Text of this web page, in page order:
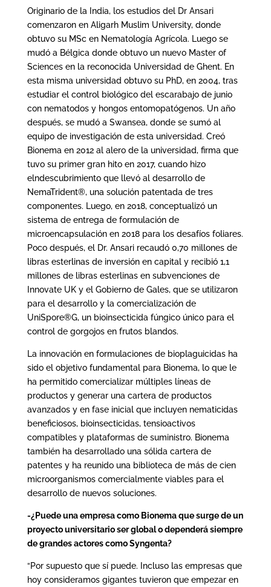
Originario de la India, los estudios del Dr Ansari
comenzaron en Aligarh Muslim University, donde
obtuvo su MSc en Nematología Agrícola. Luego se
mudó a Bélgica donde obtuvo un nuevo Master of
Sciences en la reconocida Universidad de Ghent. En
esta misma universidad obtuvo su PhD, en 2004, tras
estudiar el control biológico del escarabajo de junio
con nematodos y hongos entomopatógenos. Un año
después, se mudó a Swansea, donde se sumó al
equipo de investigación de esta universidad. Creó
Bionema en 2012 al alero de la universidad, firma que
tuvo su primer gran hito en 2017, cuando hizo
elndescubrimiento que llevó al desarrollo de
NemaTrident®, una solución patentada de tres
componentes. Luego, en 2018, conceptualizó un
sistema de entrega de formulación de
microencapsulación en 2018 para los desafíos foliares.
Poco después, el Dr. Ansari recaudó 0,70 millones de
libras esterlinas de inversión en capital y recibió 1,1
millones de libras esterlinas en subvenciones de
Innovate UK y el Gobierno de Gales, que se utilizaron
para el desarrollo y la comercialización de
UniSpore®G, un bioinsecticida fúngico único para el
control de gorgojos en frutos blandos.
La innovación en formulaciones de bioplaguicidas ha
sido el objetivo fundamental para Bionema, lo que le
ha permitido comercializar múltiples líneas de
productos y generar una cartera de productos
avanzados y en fase inicial que incluyen nematicidas
beneficiosos, bioinsecticidas, tensioactivos
compatibles y plataformas de suministro. Bionema
también ha desarrollado una sólida cartera de
patentes y ha reunido una biblioteca de más de cien
microorganismos comercialmente viables para el
desarrollo de nuevos soluciones.
-¿Puede una empresa como Bionema que surge de un
proyecto universitario ser global o dependerá siempre
de grandes actores como Syngenta?
“Por supuesto que sí puede. Incluso las empresas que
hoy consideramos gigantes tuvieron que empezar en